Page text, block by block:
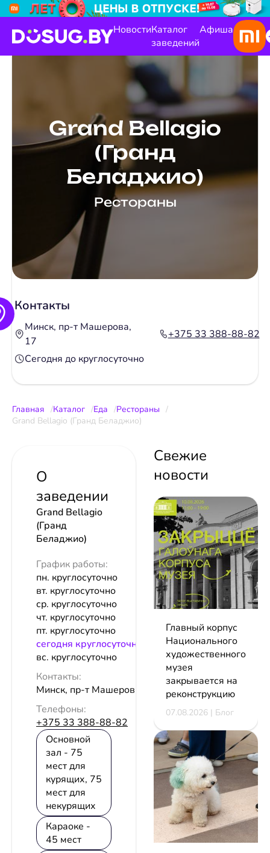
НовостиКаталог
заведений
Афиша
Grand Bellagio
(Гранд
Беладжио)
Рестораны
Контакты
Минск, пр-т Машерова,
17
+375 33 388-88-82
Сегодня до круглосуточно
Главная Каталог Еда
Рестораны
Grand Bellagio (Гранд Беладжио)
О
заведении
Grand Bellagio
(Гранд
Беладжио)
График работы:
пн. круглосуточно
вт. круглосуточно
ср. круглосуточно
чт. круглосуточно
пт. круглосуточно
сeгодня круглосуточно
вс. круглосуточно
Контакты:
Минск, пр-т Машерова, 17
Телефоны:
+375 33 388-88-82
Основной
зал - 75
мест для
курящих, 75
мест для
некурящих
Караоке -
45 мест
Свежие
новости
Главный корпус
Национального
художественного
музея
закрывается на
реконструкцию
07.08.2026 | Блог